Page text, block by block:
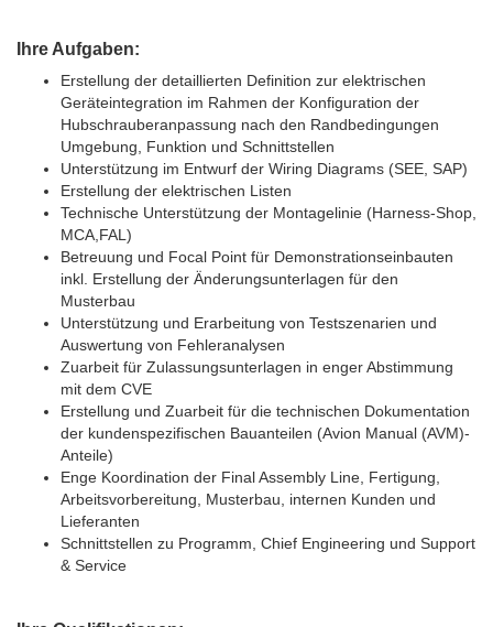
Ihre Aufgaben:
Erstellung der detaillierten Definition zur elektrischen
Geräteintegration im Rahmen der Konfiguration der
Hubschrauberanpassung nach den Randbedingungen
Umgebung, Funktion und Schnittstellen
Unterstützung im Entwurf der Wiring Diagrams (SEE, SAP)
Erstellung der elektrischen Listen
Technische Unterstützung der Montagelinie (Harness-Shop,
MCA,FAL)
Betreuung und Focal Point für Demonstrationseinbauten
inkl. Erstellung der Änderungsunterlagen für den
Musterbau
Unterstützung und Erarbeitung von Testszenarien und
Auswertung von Fehleranalysen
Zuarbeit für Zulassungsunterlagen in enger Abstimmung
mit dem CVE
Erstellung und Zuarbeit für die technischen Dokumentation
der kundenspezifischen Bauanteilen (Avion Manual (AVM)-
Anteile)
Enge Koordination der Final Assembly Line, Fertigung,
Arbeitsvorbereitung, Musterbau, internen Kunden und
Lieferanten
Schnittstellen zu Programm, Chief Engineering und Support
& Service